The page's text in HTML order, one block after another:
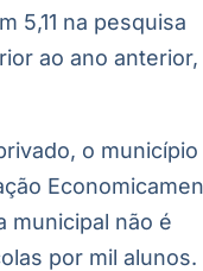
5,11 na pesquisa
ao ano anterior,
o município
municipal não é
por mil alunos.